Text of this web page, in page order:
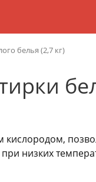
белья (2,7 кг)
кислородом,
низких